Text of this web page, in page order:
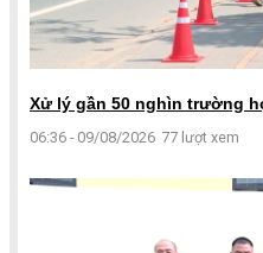
Xử lý gần 50 nghìn trường
06:36 - 09/08/2026 77 lượt xem